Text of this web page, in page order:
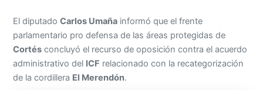
El diputadoCarlos Umaña informó que el frente
parlamentario pro defensa de las áreas protegidas de
Cortés concluyó el recurso de oposición contra el acuerdo
administrativo del ICF relacionado con la recategorización
de la cordillera El Merendón.